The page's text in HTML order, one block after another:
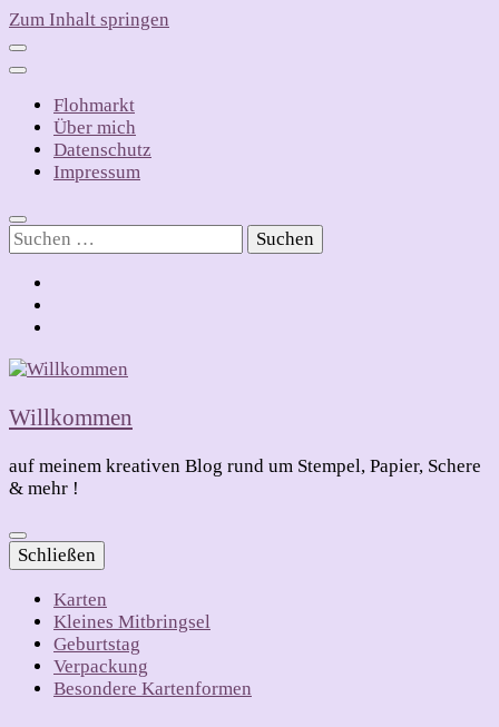
Zum Inhalt springen
Flohmarkt
Über mich
Datenschutz
Impressum
Suchen
nach:
Willkommen
auf meinem kreativen Blog rund um Stempel, Papier, Schere
& mehr !
Schließen
Karten
Kleines Mitbringsel
Geburtstag
Verpackung
Besondere Kartenformen